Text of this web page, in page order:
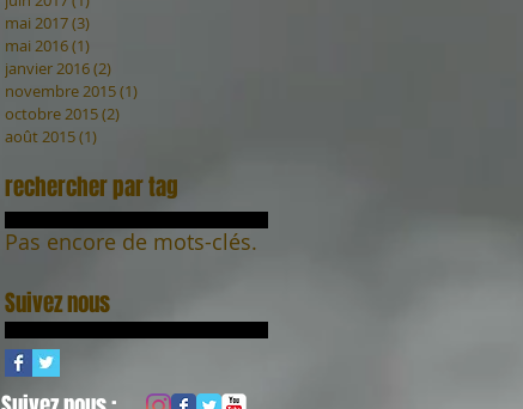
mai 2017(3)
mai 2016(1)
janvier 2016(2)
novembre 2015(1)
octobre 2015(2)
août 2015(1)
rechercher par tag
Pas encore de mots-clés.
Suivez nous